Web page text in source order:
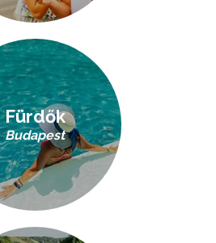
Fürdők
Budapest